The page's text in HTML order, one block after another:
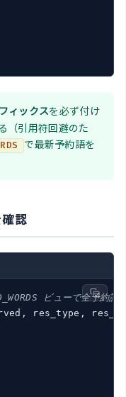
ィックスを必ず付け
（引用符回避のた
で最新予約語を
確認
ビューで全予約語
res_type,